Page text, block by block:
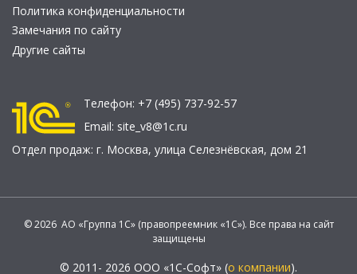
Политика конфиденциальности
Замечания по сайту
Другие сайты
Телефон: +7 (495) 737-92-57
Email: site_v8@1c.ru
Отдел продаж: г. Москва, улица Селезнёвская, дом 21
© 2026 АО «Группа 1С» (правопреемник «1С»). Все права на сайт
защищены
© 2011- 2026 ООО «1С-Софт» (о компании).